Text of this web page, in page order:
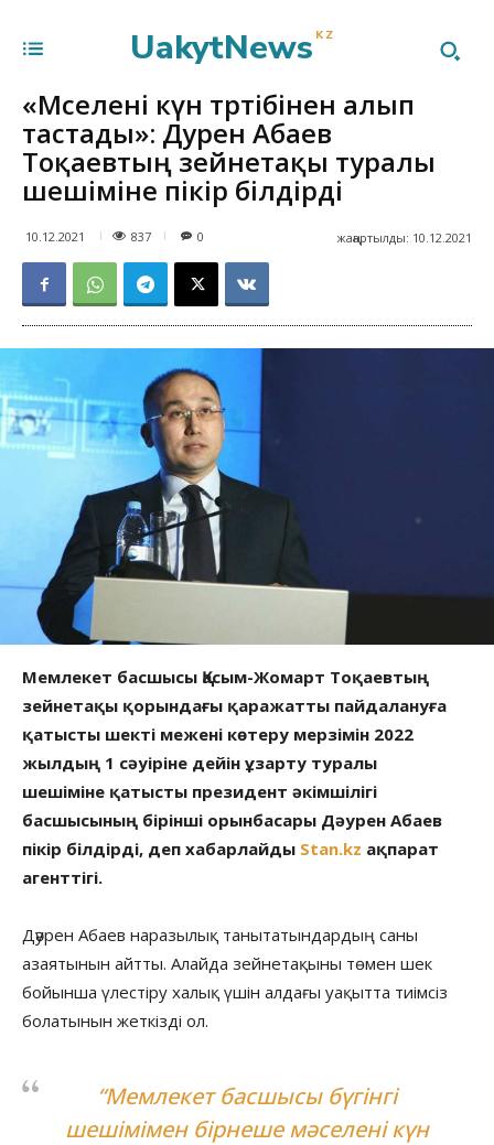
UakytNews KZ
«Мәселені күн тәртібінен алып
тастады»: Дәурен Абаев
Тоқаевтың зейнетақы туралы
шешіміне пікір білдірді
10.12.2021 837 жаңартылды: 10.12.2021
0
Мемлекет басшысы Қасым-Жомарт Тоқаевтың
зейнетақы қорындағы қаражатты пайдалануға
қатысты шекті межені көтеру мерзімін 2022
жылдың 1 сәуіріне дейін ұзарту туралы
шешіміне қатысты президент әкімшілігі
басшысының бірінші орынбасары Дәурен Абаев
пікір білдірді, деп хабарлайды Stan.kz ақпарат
агенттігі.
Дәурен Абаев наразылық танытатындардың саны
азаятынын айтты. Алайда зейнетақыны төмен шек
бойынша үлестіру халық үшін алдағы уақытта тиімсіз
болатынын жеткізді ол.
“Мемлекет басшысы бүгінгі
шешімімен бірнеше мәселені күн